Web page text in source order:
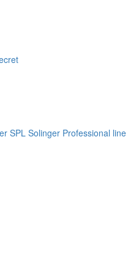
SPL Solinger Professional line